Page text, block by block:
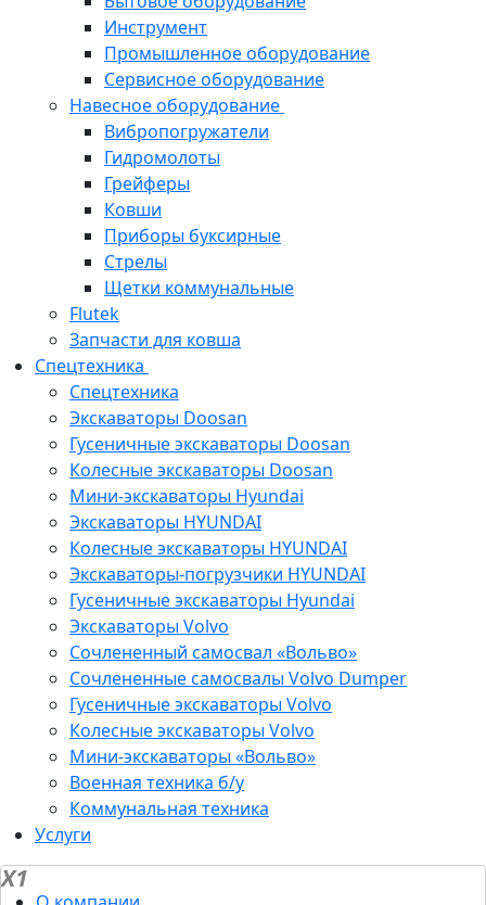
Инструмент
Промышленное оборудование
Сервисное оборудование
Навесное оборудование
Вибропогружатели
Гидромолоты
Грейферы
Ковши
Приборы буксирные
Стрелы
Щетки коммунальные
Flutek
Запчасти для ковша
Спецтехника
Спецтехника
Экскаваторы Doosan
Гусеничные экскаваторы Doosan
Колесные экскаваторы Doosan
Мини-экскаваторы Hyundai
Экскаваторы HYUNDAI
Колесные экскаваторы HYUNDAI
Экскаваторы-погрузчики HYUNDAI
Гусеничные экскаваторы Hyundai
Экскаваторы Volvo
Сочлененный самосвал «Вольво»
Сочлененные самосвалы Volvo Dumper
Гусеничные экскаваторы Volvo
Колесные экскаваторы Volvo
Мини-экскаваторы «Вольво»
Военная техника б/у
Коммунальная техника
Услуги
X1